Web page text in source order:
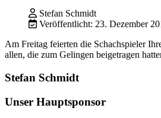
Stefan Schmidt
Veröffentlicht: 23. Dezember
Am Freitag feierten die Schachspieler
allen, die zum Gelingen beigetragen
Stefan Schmidt
Unser Hauptsponsor